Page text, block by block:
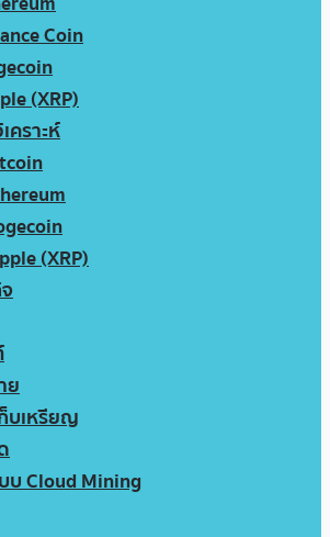
Coin
(XRP)
คราะห์
(XRP)
ย
บเหรียญ
บ Cloud Mining